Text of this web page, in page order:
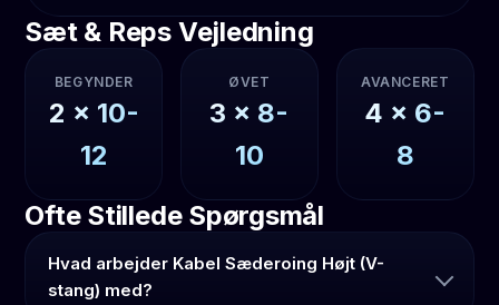
Sæt & Reps Vejledning
BEGYNDER
2 x 10-
12
ØVET
3 x 8-
10
AVANCERET
4 x 6-
8
Ofte Stillede Spørgsmål
Hvad arbejder Kabel Sæderoing Højt (V-
stang) med?